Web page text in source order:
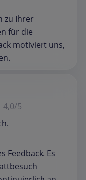
zu Ihrer
für die
motiviert uns,
4,0/5
Feedback. Es